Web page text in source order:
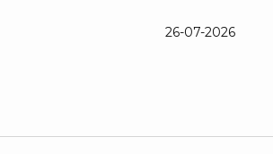
26-07-2026